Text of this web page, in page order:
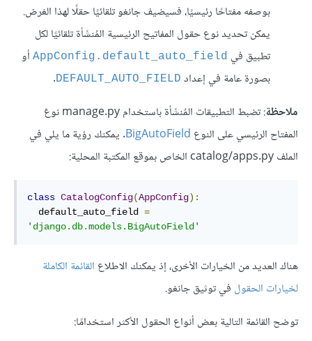
بوصفه مفتاحًا رئيسيًا، فسيضيف جانغو تلقائيًا حقلًا لهذا الغرض.
يمكن تحديد نوع حقول المفاتيح الرئيسية المُنشَأة تلقائيًا لكل
تطبيق في AppConfig.default_auto_field أو
بصورة عامة في إعداد DEFAULT_AUTO_FIELD
.
ملاحظة
: تضبط التطبيقات المُنشَأة باستخدام manage.py نوعَ
المفتاح الرئيسي على النوع BigAutoField. يمكنك رؤية ما يلي في
الملف catalog/apps.py الخاص بموقع المكتبة المحلية:
class CatalogConfig(AppConfig):
  default_auto_field
=
'django.db.models.BigAutoField'
هناك العديد من الخيارات الأخرى، إذ يمكنك الاطلاع القائمة الكاملة
لخيارات الحقول في توثيق جانغو.
توضح القائمة التالية بعض أنواع الحقول الأكثر استخدامًا: